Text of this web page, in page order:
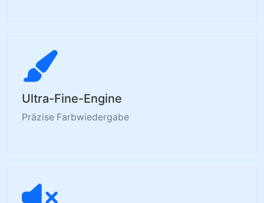
Ultra-Fine-Engine
Präzise Farbwiedergabe